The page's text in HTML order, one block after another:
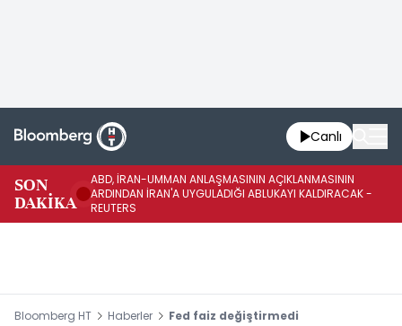
Canlı
SON
DAKİKA
ABD, İRAN-UMMAN ANLAŞMASININ AÇIKLANMASININ
ARDINDAN İRAN'A UYGULADIĞI ABLUKAYI KALDIRACAK -
REUTERS
Bloomberg HT Haberler Fed faiz değiştirmedi